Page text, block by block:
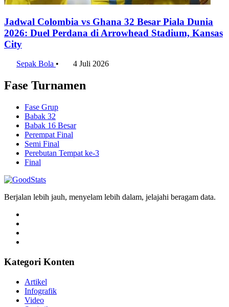
Jadwal Colombia vs Ghana 32 Besar Piala Dunia
2026: Duel Perdana di Arrowhead Stadium, Kansas
City
Sepak Bola • 4 Juli 2026
Fase Turnamen
Fase Grup
Babak 32
Babak 16 Besar
Perempat Final
Semi Final
Perebutan Tempat ke-3
Final
Berjalan lebih jauh, menyelam lebih dalam, jelajahi beragam data.
Kategori Konten
Artikel
Infografik
Video